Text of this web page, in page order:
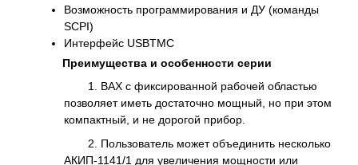
Возможность программирования и ДУ (команды
SCPI)
Интерфейс USBTMC
Преимущества и особенности серии
1. ВАХ с фиксированной рабочей областью
позволяет иметь достаточно мощный, но при этом
компактный, и не дорогой прибор.
2. Пользователь может объединить несколько
АКИП-1141/1 для увеличения мощности или